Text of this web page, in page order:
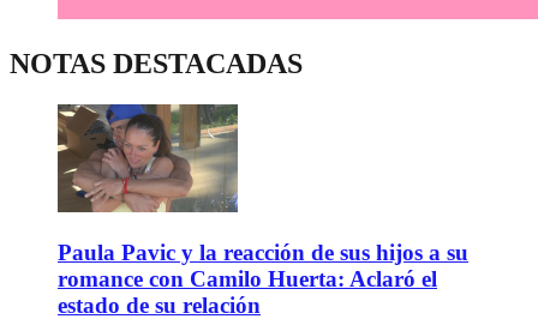
NOTAS DESTACADAS
Paula Pavic y la reacción de sus hijos a su
romance con Camilo Huerta: Aclaró el
estado de su relación